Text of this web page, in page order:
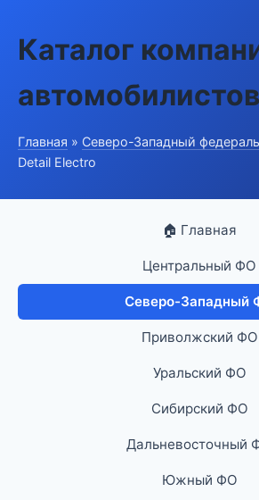
Каталог
автомобилистов
Главная » Северо-Западный
Detail Electro
🏠 Главная
Центральный ФО
Северо-Западный
Приволжский ФО
Уральский ФО
Сибирский ФО
Дальневосточный
Южный ФО